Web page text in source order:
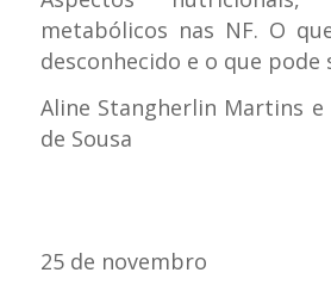
metabólicos nas NF. O
desconhecido e o que pode
Aline Stangherlin Martins e
de Sousa
25 de novembro